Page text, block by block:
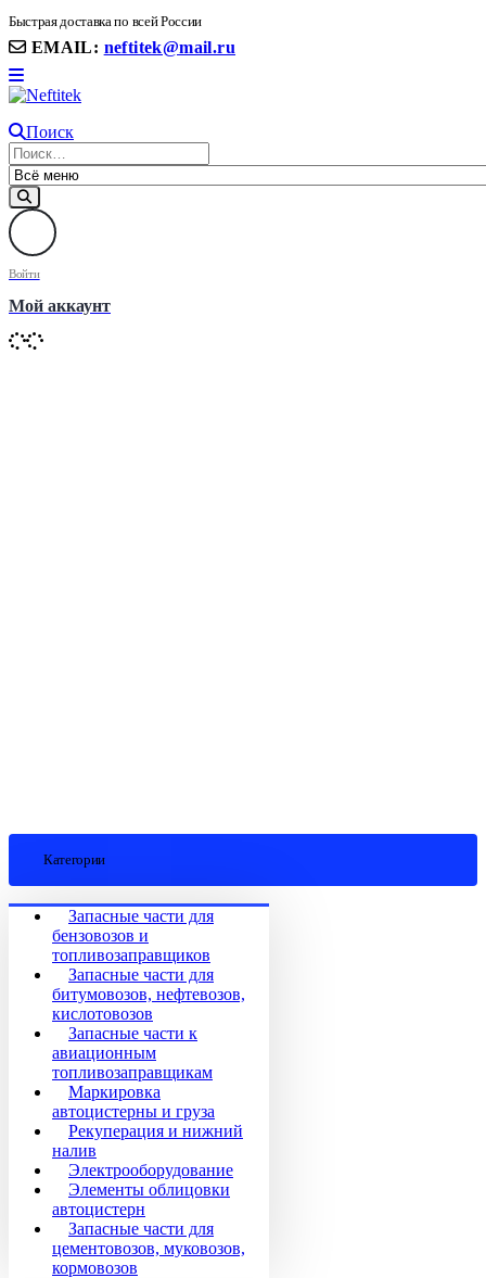
Быстрая доставка по всей России
EMAIL: neftitek@mail.ru
Поиск
Войти
Мой аккаунт
Категории
Запасные части для
бензовозов и
топливозаправщиков
Запасные части для
битумовозов, нефтевозов,
кислотовозов
Запасные части к
авиационным
топливозаправщикам
Маркировка
автоцистерны и груза
Рекуперация и нижний
налив
Электрооборудование
Элементы облицовки
автоцистерн
Запасные части для
цементовозов, муковозов,
кормовозов
8(906) 399 11 22 | 8(905)367-58-58